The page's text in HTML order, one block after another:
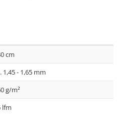
cm
1,45 - 1,65 mm
g/m²
lfm